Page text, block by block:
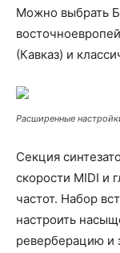
Можно выбрать
(Кавказ) и
Расширенные
Секция
скорости MIDI и
частот. Набор
настроить
реверберацию и